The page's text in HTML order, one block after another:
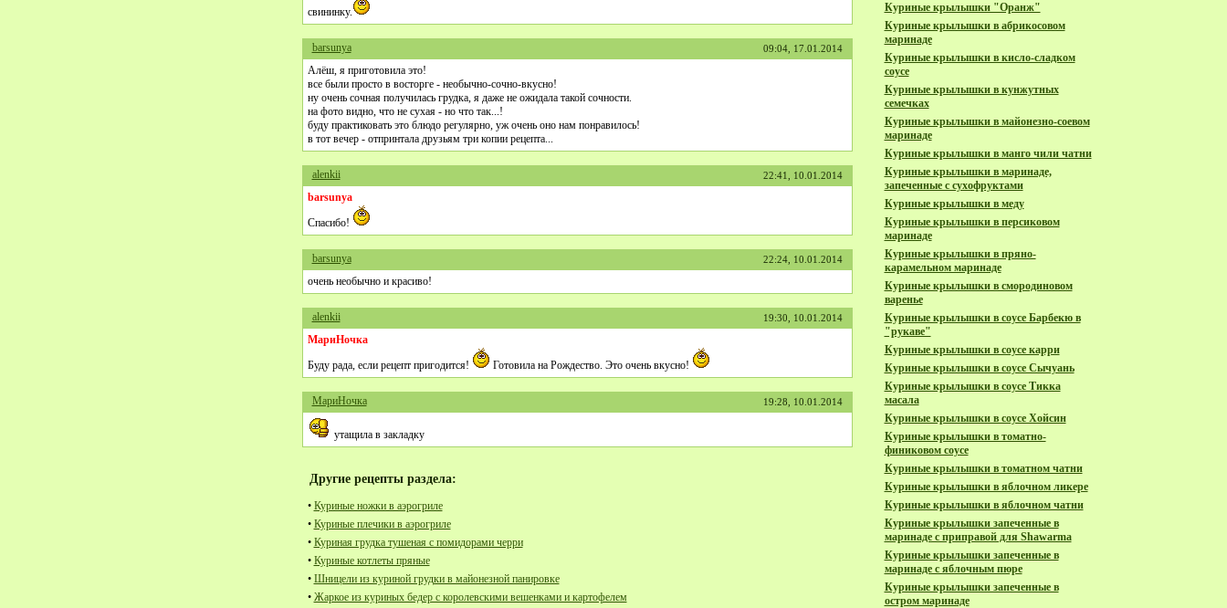
свининку.
barsunya 09:04, 17.01.2014
Алёш, я приготовила это!
все были просто в восторге - необычно-сочно-вкусно!
ну очень сочная получилась грудка, я даже не ожидала такой сочности.
на фото видно, что не сухая - но что так...!
буду практиковать это блюдо регулярно, уж очень оно нам понравилось!
в тот вечер - отпринтала друзьям три копии рецепта...
alenkii 22:41, 10.01.2014
barsunya
Спасибо!
barsunya 22:24, 10.01.2014
очень необычно и красиво!
alenkii 19:30, 10.01.2014
МариНочка
Буду рада, если рецепт пригодится!
Готовила на Рождество. Это очень вкусно!
МариНочка 19:28, 10.01.2014
утащила в закладку
Другие рецепты раздела:
• Куриные ножки в аэрогриле
• Куриные плечики в аэрогриле
• Куриная грудка тушеная с помидорами черри
• Куриные котлеты пряные
• Шницели из куриной грудки в майонезной панировке
• Жаркое из куриных бедер с королевскими вешенками и картофелем
Куриные крылышки "Оранж"
Куриные крылышки в абрикосовом
маринаде
Куриные крылышки в кисло-сладком
соусе
Куриные крылышки в кунжутных
семечках
Куриные крылышки в майонезно-соевом
маринаде
Куриные крылышки в манго чили чатни
Куриные крылышки в маринаде,
запеченные с сухофруктами
Куриные крылышки в меду
Куриные крылышки в персиковом
маринаде
Куриные крылышки в пряно-
карамельном маринаде
Куриные крылышки в смородиновом
варенье
Куриные крылышки в соусе Барбекю в
"рукаве"
Куриные крылышки в соусе карри
Куриные крылышки в соусе Сычуань
Куриные крылышки в соусе Тикка
масала
Куриные крылышки в соусе Хойсин
Куриные крылышки в томатно-
финиковом соусе
Куриные крылышки в томатном чатни
Куриные крылышки в яблочном ликере
Куриные крылышки в яблочном чатни
Куриные крылышки запеченные в
маринаде с приправой для Shawarma
Куриные крылышки запеченные в
маринаде с яблочным пюре
Куриные крылышки запеченные в
остром маринаде